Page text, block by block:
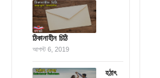
ঠিকানাহীন চিঠি
আগস্ট 6, 2019
হঠাৎ